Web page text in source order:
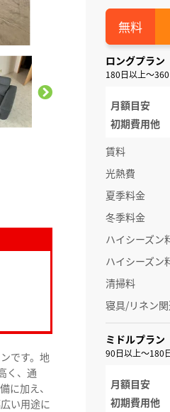
です。地
く、通
に加え、
い用途に
ロングプラン
180日以上～
月額目安
初期費用他
賃料
光熱費
夏季料金
冬季料金
ハイシーズン
ハイシーズン
清掃料
寝具/リネン
ミドルプラン
90日以上～180
月額目安
初期費用他